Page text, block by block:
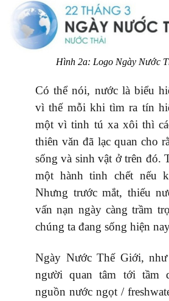
Hình 2a: Logo Ngày Nước
Có thể nói, nước là biểu
vì thế mỗi khi tìm ra tín
một vì tinh tú xa xôi thì
thiên văn đã lạc quan cho
sống và sinh vật ở trên đó.
một hành tinh chết nếu
Nhưng trước mắt, thiếu
vấn nạn ngày càng trầm
chúng ta đang sống hiện
Ngày Nước Thế Giới,
người quan tâm tới tầm
nguồn nước ngọt /